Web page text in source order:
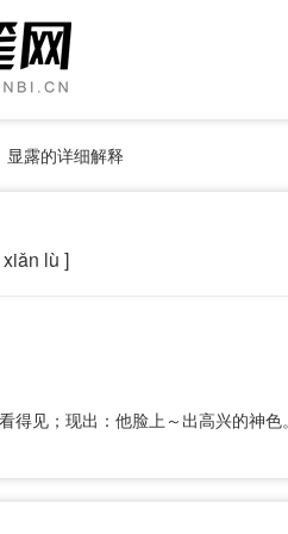
显露的详细解释
xiǎn lù ]
得见；现出：他脸上～出高兴的神色